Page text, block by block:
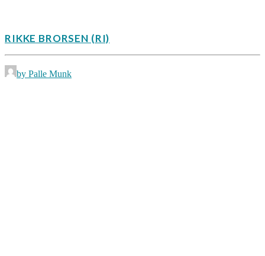
RIKKE BRORSEN (RI)
by Palle Munk